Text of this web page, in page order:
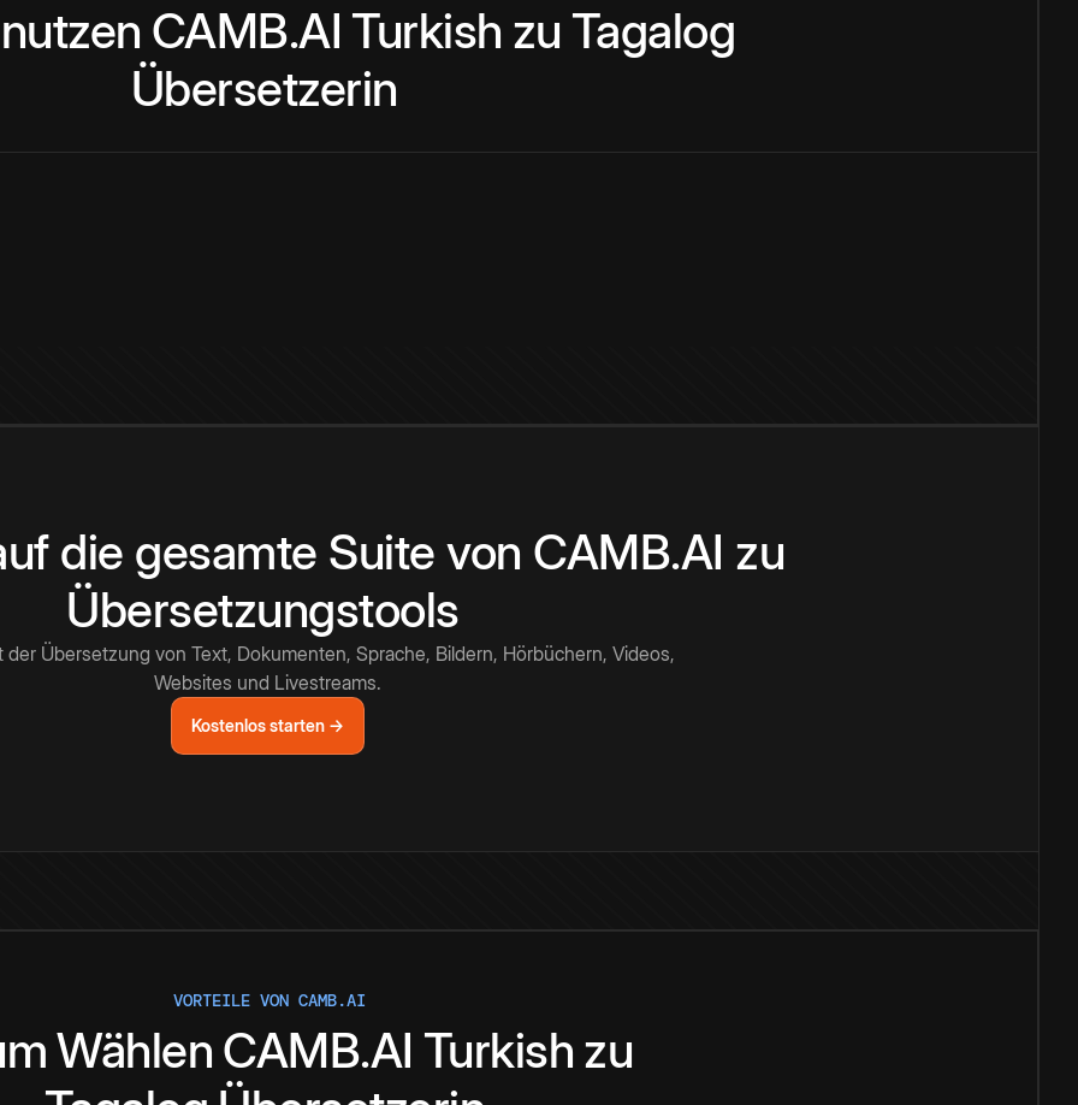
CAMB.AI Turkish zu Tagalog
Übersetzerin
die gesamte Suite von CAMB.AI zu
Übersetzungstools
der Übersetzung von Text, Dokumenten, Sprache, Bildern, Hörbüchern, Videos,
Websites und Livestreams.
Kostenlos starten →
VORTEILE VON CAMB.AI
Wählen CAMB.AI Turkish zu